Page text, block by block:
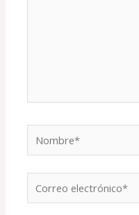
Nombre*
electrónico*